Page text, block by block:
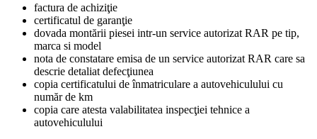
factura de achiziţie
certificatul de garanţie
dovada montării piesei intr-un service autorizat RAR pe tip,
marca si model
nota de constatare emisa de un service autorizat RAR care sa
descrie detaliat defecţiunea
copia certificatului de înmatriculare a autovehiculului cu
număr de km
copia care atesta valabilitatea inspecţiei tehnice a
autovehiculului